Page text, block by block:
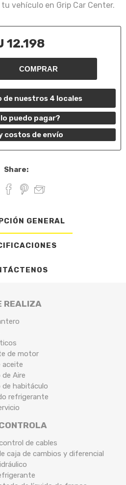
vehículo en Grip Car Center.
12.198
de nuestros 4 locales
puedo pagar?
costos de envío
Share:
GENERAL
REALIZA
de motor
Aire
habitáculo
refrigerante
de cables
caja de cambios y diferencial